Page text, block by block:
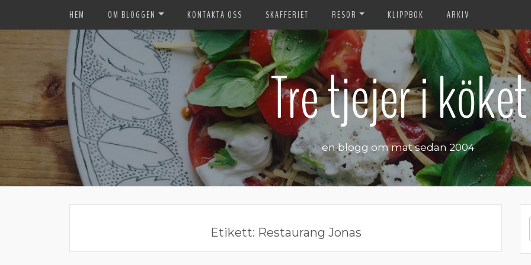
HEM OM BLOGGEN KONTAKTA OSS SKAFFERIET RESOR KLIPPBOK ARKIV
Tre tjejer i köket
en blogg om mat sedan 2004
Etikett: Restaurang Jonas